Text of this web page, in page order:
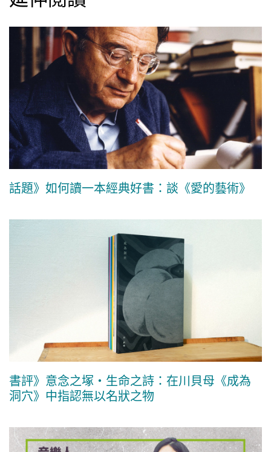
話題》如何讀一本經典好書：談《愛的藝術》
書評》意念之塚・生命之詩：在川貝母《成為
洞穴》中指認無以名狀之物